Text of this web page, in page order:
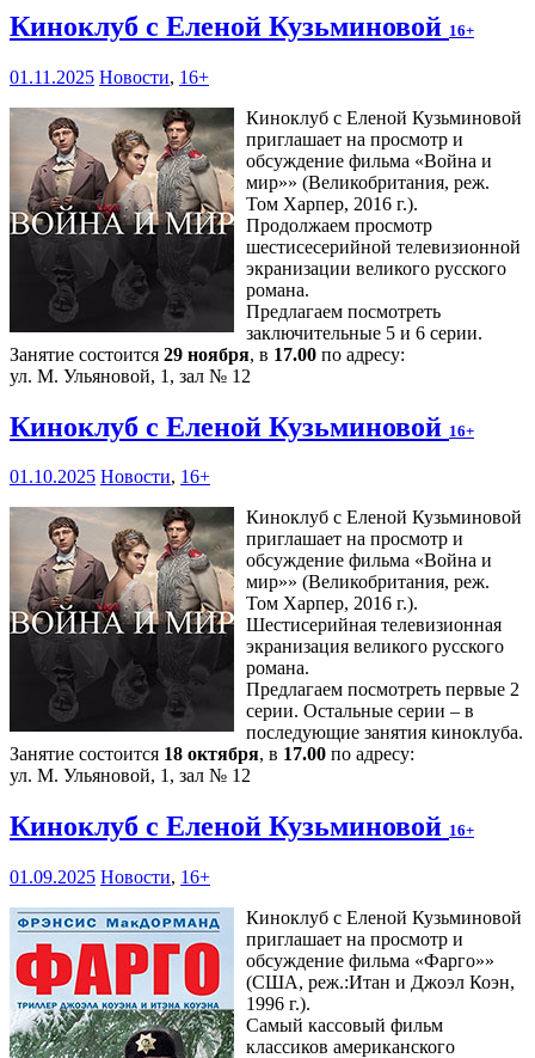
Киноклуб с Еленой Кузьминовой 16+
01.11.2025 Новости, 16+
Киноклуб с Еленой Кузьминовой
приглашает на просмотр и
обсуждение фильма «Война и
мир»» (Великобритания, реж.
Том Харпер, 2016 г.).
Продолжаем просмотр
шестисесерийной телевизионной
экранизации великого русского
романа.
Предлагаем посмотреть
заключительные 5 и 6 серии.
Занятие состоится 29 ноября, в 17.00 по адресу:
ул. М. Ульяновой, 1, зал № 12
Киноклуб с Еленой Кузьминовой 16+
01.10.2025 Новости, 16+
Киноклуб с Еленой Кузьминовой
приглашает на просмотр и
обсуждение фильма «Война и
мир»» (Великобритания, реж.
Том Харпер, 2016 г.).
Шестисерийная телевизионная
экранизация великого русского
романа.
Предлагаем посмотреть первые 2
серии. Остальные серии – в
последующие занятия киноклуба.
Занятие состоится 18 октября, в 17.00 по адресу:
ул. М. Ульяновой, 1, зал № 12
Киноклуб с Еленой Кузьминовой 16+
01.09.2025 Новости, 16+
Киноклуб с Еленой Кузьминовой
приглашает на просмотр и
обсуждение фильма «Фарго»»
(США, реж.:Итан и Джоэл Коэн,
1996 г.).
Самый кассовый фильм
классиков американского